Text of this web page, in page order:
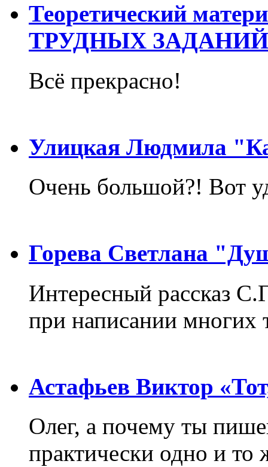
Теоретический
ТРУДНЫХ
Всё прекрасно!
Улицкая Людмила
Очень большой?! Вот
Горева Светлана
Интересный рассказ
при написании многих
Астафьев Виктор
Олег, а почему ты
практически одно и то